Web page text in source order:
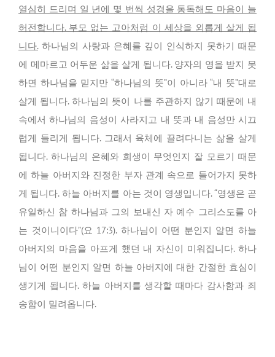
열심히 드리며 일 년에 몇 번씩 성경을 통독해도 마음이 늘
허전합니다. 부모 없는 고아처럼 이 세상을 외롭게 살게 됩
니다.하나님의 사랑과 은혜를 깊이 인식하지 못하기 때문
에 메마르고 어두운 삶을 살게 됩니다. 양자의 영을 받지 못
하면 하나님을 믿지만 “하나님의 뜻”이 아니라 “내 뜻”대로
살게 됩니다. 하나님의 뜻이 나를 주관하지 않기 때문에 내
속에서 하나님의 음성이 사라지고 내 뜻과 내 음성만 시끄
럽게 들리게 됩니다. 그래서 육체에 끌려다니는 삶을 살게
됩니다. 하나님의 은혜와 희생이 무엇인지 잘 모르기 때문
에 하늘 아버지와 진정한 부자 관계 속으로 들어가지 못하
게 됩니다. 하늘 아버지를 아는 것이 영생입니다. “영생은 곧
유일하신 참 하나님과 그의 보내신 자 예수 그리스도를 아
는 것이니이다”(요 17:3). 하나님이 어떤 분인지 알면 하늘
아버지의 마음을 아프게 했던 내 자신이 미워집니다. 하나
님이 어떤 분인지 알면 하늘 아버지에 대한 간절한 효심이
생기게 됩니다. 하늘 아버지를 생각할 때마다 감사함과 죄
송함이 밀려옵니다.